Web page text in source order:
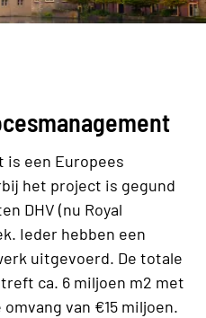
is een Europees
het project is gegund
DHV (nu Royal
Ieder hebben een
uitgevoerd. De totale
ca. 6 miljoen m2 met
van €15 miljoen.